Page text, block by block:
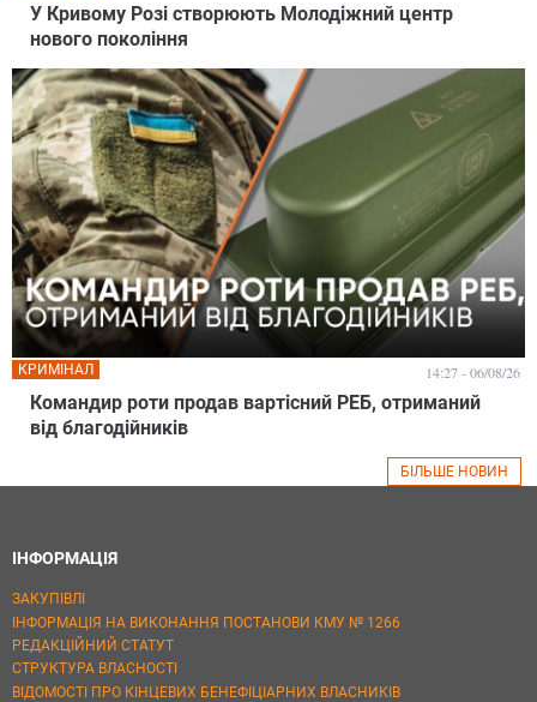
У Кривому Розі створюють Молодіжний центр
нового покоління
Командир роти продав вартісний РЕБ, отриманий
від благодійників
КРИМІНАЛ 14:27 - 06/08/26
БІЛЬШЕ НОВИН
ІНФОРМАЦІЯ
ЗАКУПІВЛІ
ІНФОРМАЦІЯ НА ВИКОНАННЯ ПОСТАНОВИ КМУ № 1266
РЕДАКЦІЙНИЙ СТАТУТ
СТРУКТУРА ВЛАСНОСТІ
ВІДОМОСТІ ПРО КІНЦЕВИХ БЕНЕФІЦІАРНИХ ВЛАСНИКІВ